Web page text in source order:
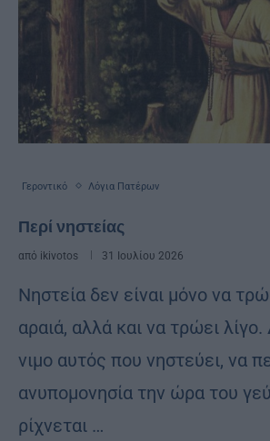
Γεροντικό Λόγια Πατέρων
Περί νηστείας
από ikivotos 31 Ιουλίου 2026
Νη­στεία δεν εί­ναι μόνο να
αραιά, αλλά και να τρώ­ει
νι­μο αυ­τός που νη­στεύ­ει, να
ανυ­πο­μο­νη­σία την ώρα του
ρί­χνε­ται …